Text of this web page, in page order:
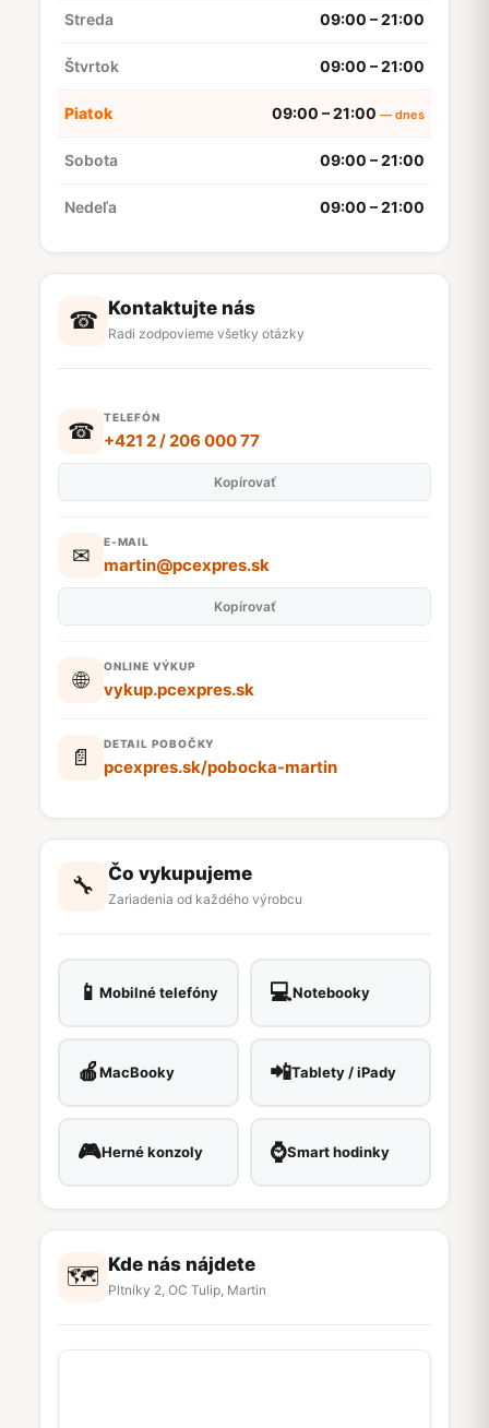
Streda 09:00 – 21:00
Štvrtok 09:00 – 21:00
Piatok 09:00 – 21:00
Sobota 09:00 – 21:00
Nedeľa 09:00 – 21:00
☎ Kontaktujte nás
Radi zodpovieme všetky otázky
☎
TELEFÓN
+421 2 / 206 000 77
Kopírovať
✉
E-MAIL
martin@pcexpres.sk
Kopírovať
🌐
ONLINE VÝKUP
vykup.pcexpres.sk
📄
DETAIL POBOČKY
pcexpres.sk/pobocka-martin
🔧 Čo vykupujeme
Zariadenia od každého výrobcu
📱 Mobilné telefóny 💻Notebooky
🍎MacBooky 📲Tablety / iPady
🎮Herné konzoly ⌚Smart hodinky
🗺 Kde nás nájdete
Pltníky 2, OC Tulip, Martin